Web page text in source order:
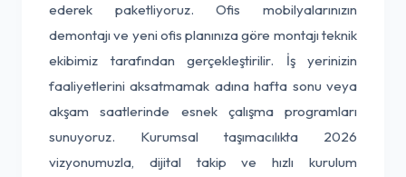
ederek paketliyoruz. Ofis mobilyalarınızın
demontajı ve yeni ofis planınıza göre montajı teknik
ekibimiz tarafından gerçekleştirilir. İş yerinizin
faaliyetlerini aksatmamak adına hafta sonu veya
akşam saatlerinde esnek çalışma programları
sunuyoruz. Kurumsal taşımacılıkta 2026
vizyonumuzla, dijital takip ve hızlı kurulum